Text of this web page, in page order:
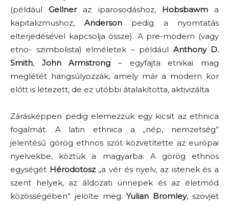
(például Gellneraz iparosodáshoz, Hobsbawma
kapitalizmushoz, Andersonpedig a nyomtatás
elterjedésével kapcsolja össze). A pre-modern (vagy
etno- szimbolista) elméletek – például Anthony D.
Smith, John Armstrong – egyfajta etnikai mag
meglétét hangsúlyozzák, amely már a modern kor
előtt is létezett, de ez utóbbi átalakította, aktivizálta.
Zárásképpen pedig elemezzük egy kicsit az ethnica
fogalmát. A latin ethnica a „nép, nemzetség”
jelentésű görög ethnos szót közvetítette az európai
nyelvekbe, köztük a magyarba. A görög ethnos
egységét Hérodotosz„a vér és nyelv, az istenek és a
szent helyek, az áldozati ünnepek és az életmód
közösségében” jelölte meg.Yulian Bromley, szovjet